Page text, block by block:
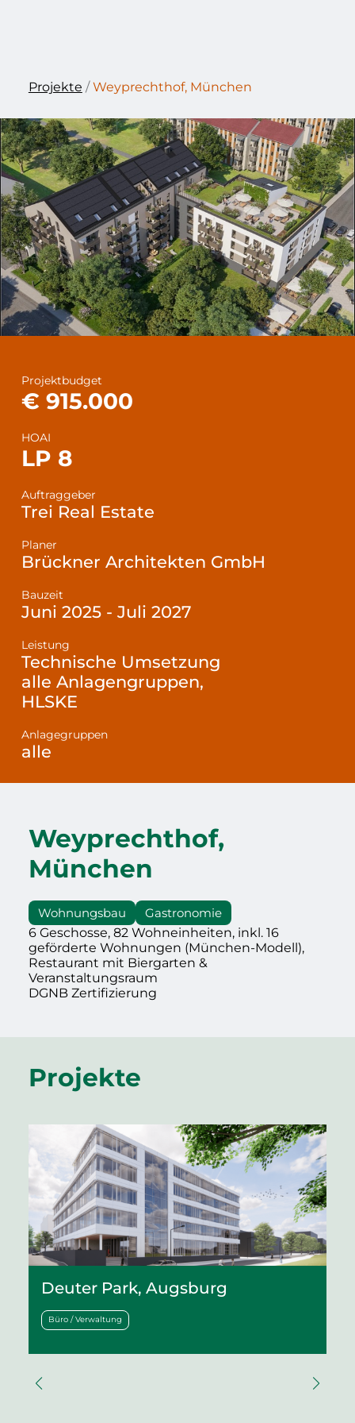
Projekte /Weyprechthof, München
Projektbudget
€ 915.000
HOAI
LP 8
Auftraggeber
Trei Real Estate
Planer
Brückner Architekten GmbH
Bauzeit
Juni 2025 - Juli 2027
Leistung
Technische Umsetzung
alle Anlagengruppen,
HLSKE
Anlagegruppen
alle
Weyprechthof,
München
Wohnungsbau
Gastronomie
6 Geschosse, 82 Wohneinheiten, inkl. 16
geförderte Wohnungen (München-Modell),
Restaurant mit Biergarten &
Veranstaltungsraum
DGNB Zertifizierung
Projekte
Deuter Park, Augsburg
Büro / Verwaltung